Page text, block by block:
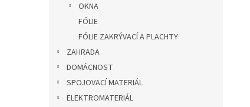
OKNA
FÓLIE
FÓLIE ZAKRÝVACÍ A PLACHTY
ZAHRADA
DOMÁCNOST
SPOJOVACÍ MATERIÁL
ELEKTROMATERIÁL